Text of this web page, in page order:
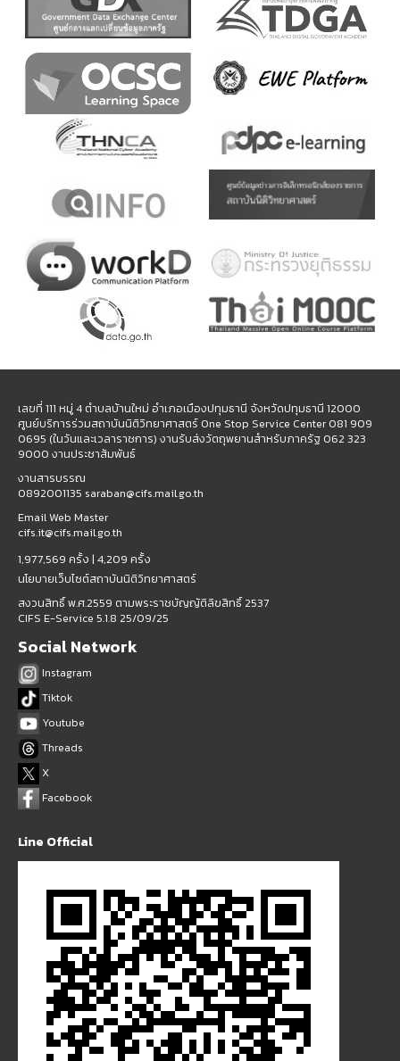
เลขที่ 111 หมู่ 4 ตำบลบ้านใหม่ อำเภอเมืองปทุมธานี จังหวัดปทุมธานี 12000
ศูนย์บริการร่วมสถาบันนิติวิทยาศาสตร์ One Stop Service Center 081 909
0695 (ในวันและเวลาราชการ) งานรับส่งวัตถุพยานสำหรับภาครัฐ 062 323
9000 งานประชาสัมพันธ์
งานสารบรรณ
0892001135 saraban@cifs.mail.go.th
Email Web Master
cifs.it@cifs.mail.go.th
1,977,569 ครั้ง | 4,209 ครั้ง
นโยบายเว็บไซต์สถาบันนิติวิทยาศาสตร์
สงวนสิทธิ์ พ.ศ.2559 ตามพระราชบัญญัติลิขสิทธิ์ 2537
CIFS E-Service 5.1.8 25/09/25
Social Network
Instagram
Tiktok
Youtube
Threads
X
Facebook
Line Official